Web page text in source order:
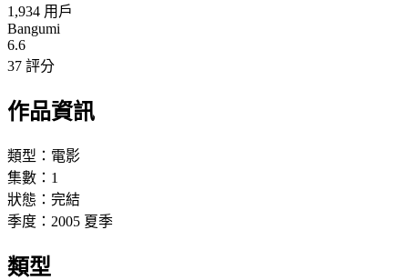
1,934 用戶
Bangumi
6.6
37 評分
作品資訊
類型： 電影
集數： 1
狀態： 完結
季度： 2005 夏季
類型